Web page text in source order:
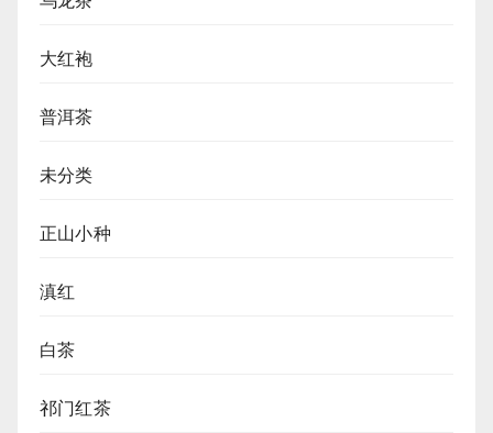
大红袍
普洱茶
未分类
正山小种
滇红
白茶
祁门红茶